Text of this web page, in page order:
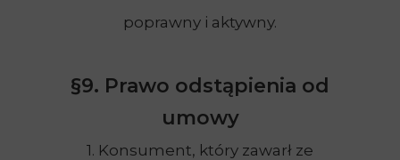
poprawny i aktywny.
§9. Prawo odstąpienia od
umowy
1. Konsument, który zawarł ze